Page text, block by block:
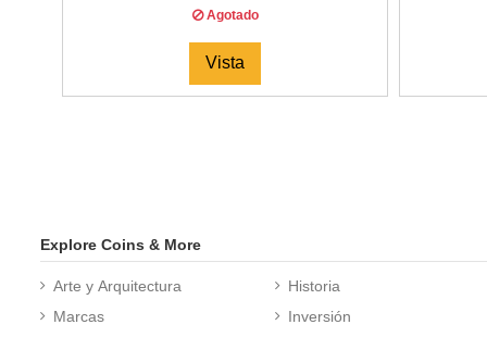
Agotado
Vista
Explore Coins & More
Arte y Arquitectura
Marcas
Historia
Inversión